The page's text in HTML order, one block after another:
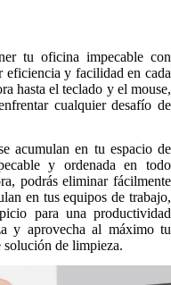
tu oficina impecable con
eficiencia y facilidad en cada
hasta el teclado y el mouse,
cualquier desafío de
acumulan en tu espacio de
y ordenada en todo
podrás eliminar fácilmente
en tus equipos de trabajo,
para una productividad
y aprovecha al máximo tu
de limpieza.